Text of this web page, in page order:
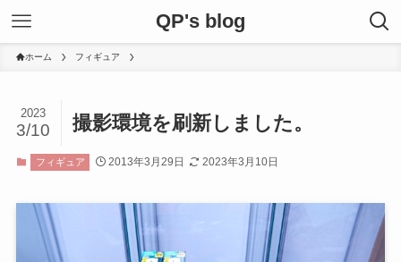
QP's blog
ホーム フィギュア
撮影環境を刷新しました。
2023
3/10
フィギュア 2013年3月29日 2023年3月10日